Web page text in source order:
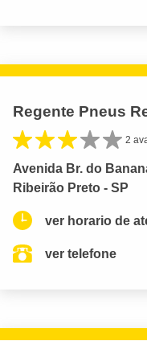
Regente Pneus
2
Avenida Br. do
Ribeirão Preto - SP
ver horario de
ver telefone